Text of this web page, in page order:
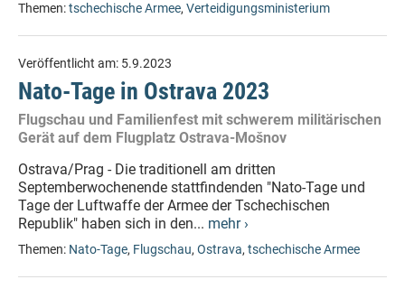
Themen:tschechische Armee, Verteidigungsministerium
Veröffentlicht am: 5.9.2023
Nato-Tage in Ostrava 2023
Flugschau und Familienfest mit schwerem militärischen
Gerät auf dem Flugplatz Ostrava-Mošnov
Ostrava/Prag - Die traditionell am dritten
Septemberwochenende stattfindenden "Nato-Tage und
Tage der Luftwaffe der Armee der Tschechischen
Republik" haben sich in den... mehr ›
Themen: Nato-Tage, Flugschau, Ostrava, tschechische Armee